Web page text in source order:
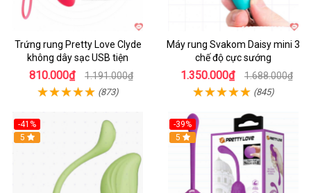
Trứng rung Pretty Love Clyde
không dây sạc USB tiện
810.000₫ 1.191.000₫
(873)
Máy rung Svakom Daisy mini 3
chế độ cực sướng
1.350.000₫ 1.688.000₫
(845)
-41%
Hot
5
-39%
Hot
5